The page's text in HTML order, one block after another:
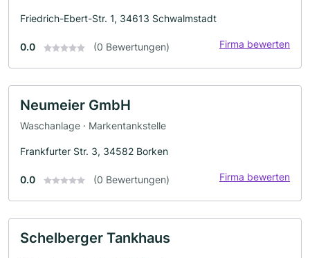
Friedrich-Ebert-Str. 1, 34613 Schwalmstadt
0.0 (0 Bewertungen) Firma bewerten
Neumeier GmbH
Waschanlage · Markentankstelle
Frankfurter Str. 3, 34582 Borken
0.0 (0 Bewertungen) Firma bewerten
Schelberger Tankhaus